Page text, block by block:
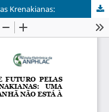
Krenakianas: